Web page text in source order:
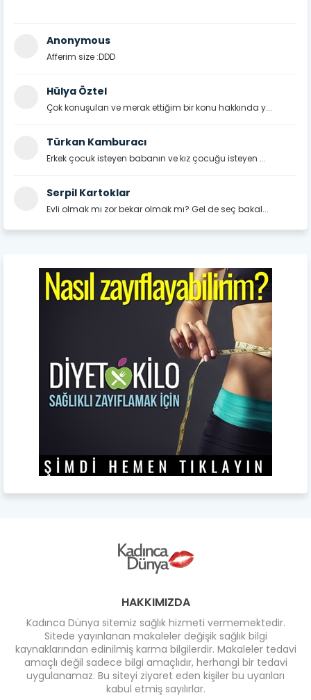
Anonymous
Afferim size :DDD
Hülya Öztel
Çok konuşulan ve merak ettiğim bir konu hakkında y...
Türkan Kamburacı
Erkek çocuk isteyen babanın ve kız çocuğu isteyen ...
Serpil Kartoklar
Evli olmak mı zor bekar olmak mı? Gel de seç bakal...
HAKKIMIZDA
Kadınca Dünya sitemiz sağlık hizmeti vermemektedir.
Sitede yayınlanan makaleler değişik sağlık bilgi
kaynaklarından edinilmiş karma bilgilerdir. Makaleler tedavi
amaçlı değil sadece bilgi amaçlıdır, herhangi bir tedavi
uygulanamaz. Bu siteyi ziyaret eden kişiler bu uyarıları
kabul etmiş sayılırlar.